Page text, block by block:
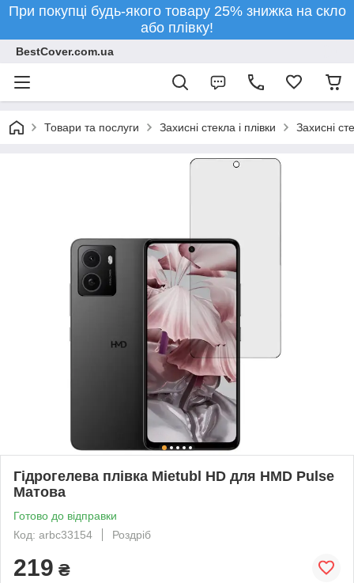
При покупці будь-якого товару 25% знижка на скло
або плівку!
BestCover.com.ua
Товари та послуги Захисні стекла і плівки Захисні
Гідрогелева плівка Mietubl HD для HMD Pulse
Матова
Готово до відправки
Код: arbc33154
Роздріб
219 ₴